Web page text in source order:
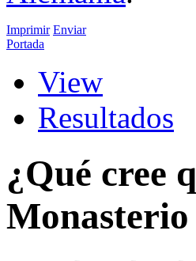
Imprimir Enviar
Portada
View
Resultados
¿Qué cree
Monasterio